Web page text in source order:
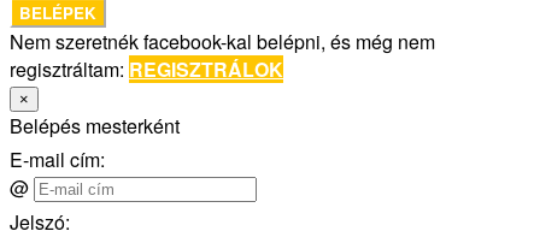
BELÉPEK
Nem szeretnék facebook-kal belépni, és még nem
regisztráltam: REGISZTRÁLOK
×
Belépés mesterként
E-mail cím:
@
Jelszó: